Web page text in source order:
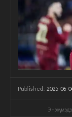
Published: 2025-06-
Энэхүү